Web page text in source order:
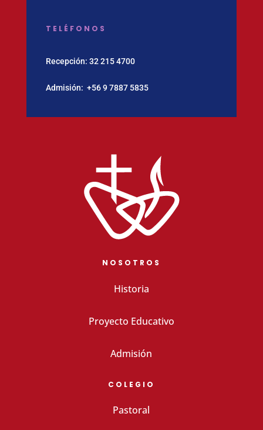
TELÉFONOS
Recepción: 32 215 4700
Admisión: ‪+56 9 7887 5835
NOSOTROS
Historia
Proyecto Educativo
Admisión
COLEGIO
Pastoral